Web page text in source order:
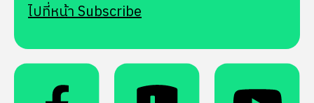
ไปที่หน้า Subscribe